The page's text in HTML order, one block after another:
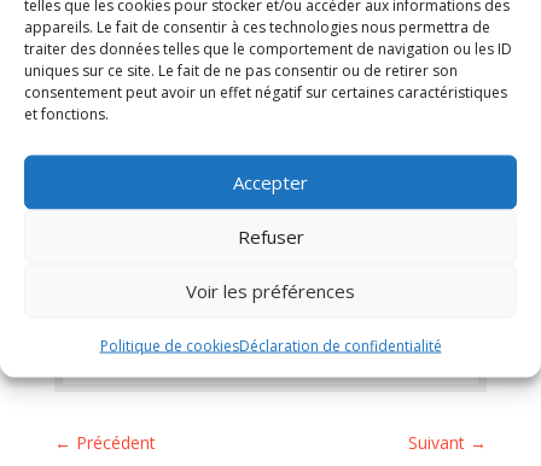
telles que les cookies pour stocker et/ou accéder aux informations des
appareils. Le fait de consentir à ces technologies nous permettra de
traiter des données telles que le comportement de navigation ou les ID
uniques sur ce site. Le fait de ne pas consentir ou de retirer son
consentement peut avoir un effet négatif sur certaines caractéristiques
et fonctions.
Accepter
Refuser
Voir les préférences
Politique de cookiesDéclaration de confidentialité
Télécharger
CARTE COMMUNALE - BILAN DE LA
CONCERTATION
CARTE COMMUNALE - ARRETE ET AVIS
← Précédent Suivant →